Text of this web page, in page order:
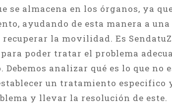
se almacena en los órganos, ya
ayudando de esta manera a
la movilidad. Es
poder tratar el problema
Debemos analizar qué es lo que no
un tratamiento especifico
y llevar la resolución de este.